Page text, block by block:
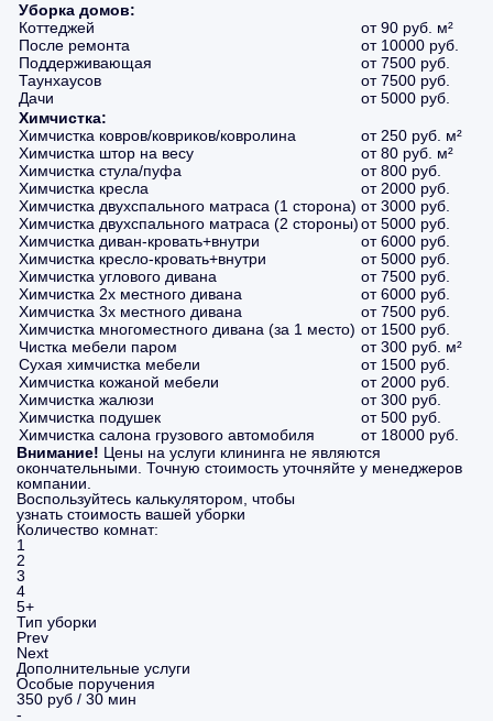
Уборка домов:
Коттеджей
от 90 руб. м²
После ремонта
от 10000 руб.
Поддерживающая
от 7500 руб.
Таунхаусов
от 7500 руб.
Дачи
от 5000 руб.
Химчистка:
Химчистка ковров/ковриков/ковролина
от 250 руб. м²
Химчистка штор на весу
от 80 руб. м²
Химчистка стула/пуфа
от 800 руб.
Химчистка кресла
от 2000 руб.
Химчистка двухспального матраса (1 сторона) от 3000 руб.
Химчистка двухспального матраса (2 стороны)от 5000 руб.
Химчистка диван-кровать+внутри
от 6000 руб.
Химчистка кресло-кровать+внутри
от 5000 руб.
Химчистка углового дивана
от 7500 руб.
Химчистка 2х местного дивана
от 6000 руб.
Химчистка 3х местного дивана
от 7500 руб.
Химчистка многоместного дивана (за 1 место) от 1500 руб.
Чистка мебели паром
от 300 руб. м²
Сухая химчистка мебели
от 1500 руб.
Химчистка кожаной мебели
от 2000 руб.
Химчистка жалюзи
от 300 руб.
Химчистка подушек
от 500 руб.
Химчистка салона грузового автомобиля
от 18000 руб.
Внимание! Цены на услуги клининга не являются
окончательными. Точную стоимость уточняйте у менеджеров
компании.
Воспользуйтесь калькулятором, чтобы
узнать стоимость вашей уборки
Количество комнат:
1
2
3
4
5+
Тип уборки
Prev
Next
Дополнительные услуги
Особые поручения
350 руб / 30 мин
-